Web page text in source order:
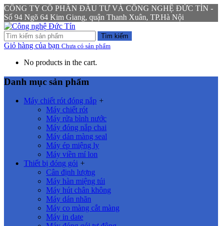
CÔNG TY CỔ PHẦN ĐẦU TƯ VÀ CÔNG NGHỆ ĐỨC TÍN -
Số 94 Ngõ 64 Kim Giang, quận Thanh Xuân, TP.Hà Nội
Tìm kiếm
Giỏ hàng của bạn Chưa có sản phẩm
No products in the cart.
Danh mục sản phẩm
Máy chiết rót đóng nắp +
Máy chiết rót
Máy rửa bình nước
Máy đóng nắp chai
Máy dán màng seal
Máy ép miệng ly
Máy viền mí lon
Thiết bị đóng gói +
Cân định lượng
Máy hàn miệng túi
Máy hút chân không
Máy dán nhãn
Máy co màng cắt màng
Máy in date